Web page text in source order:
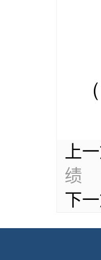
上一
绩
下一